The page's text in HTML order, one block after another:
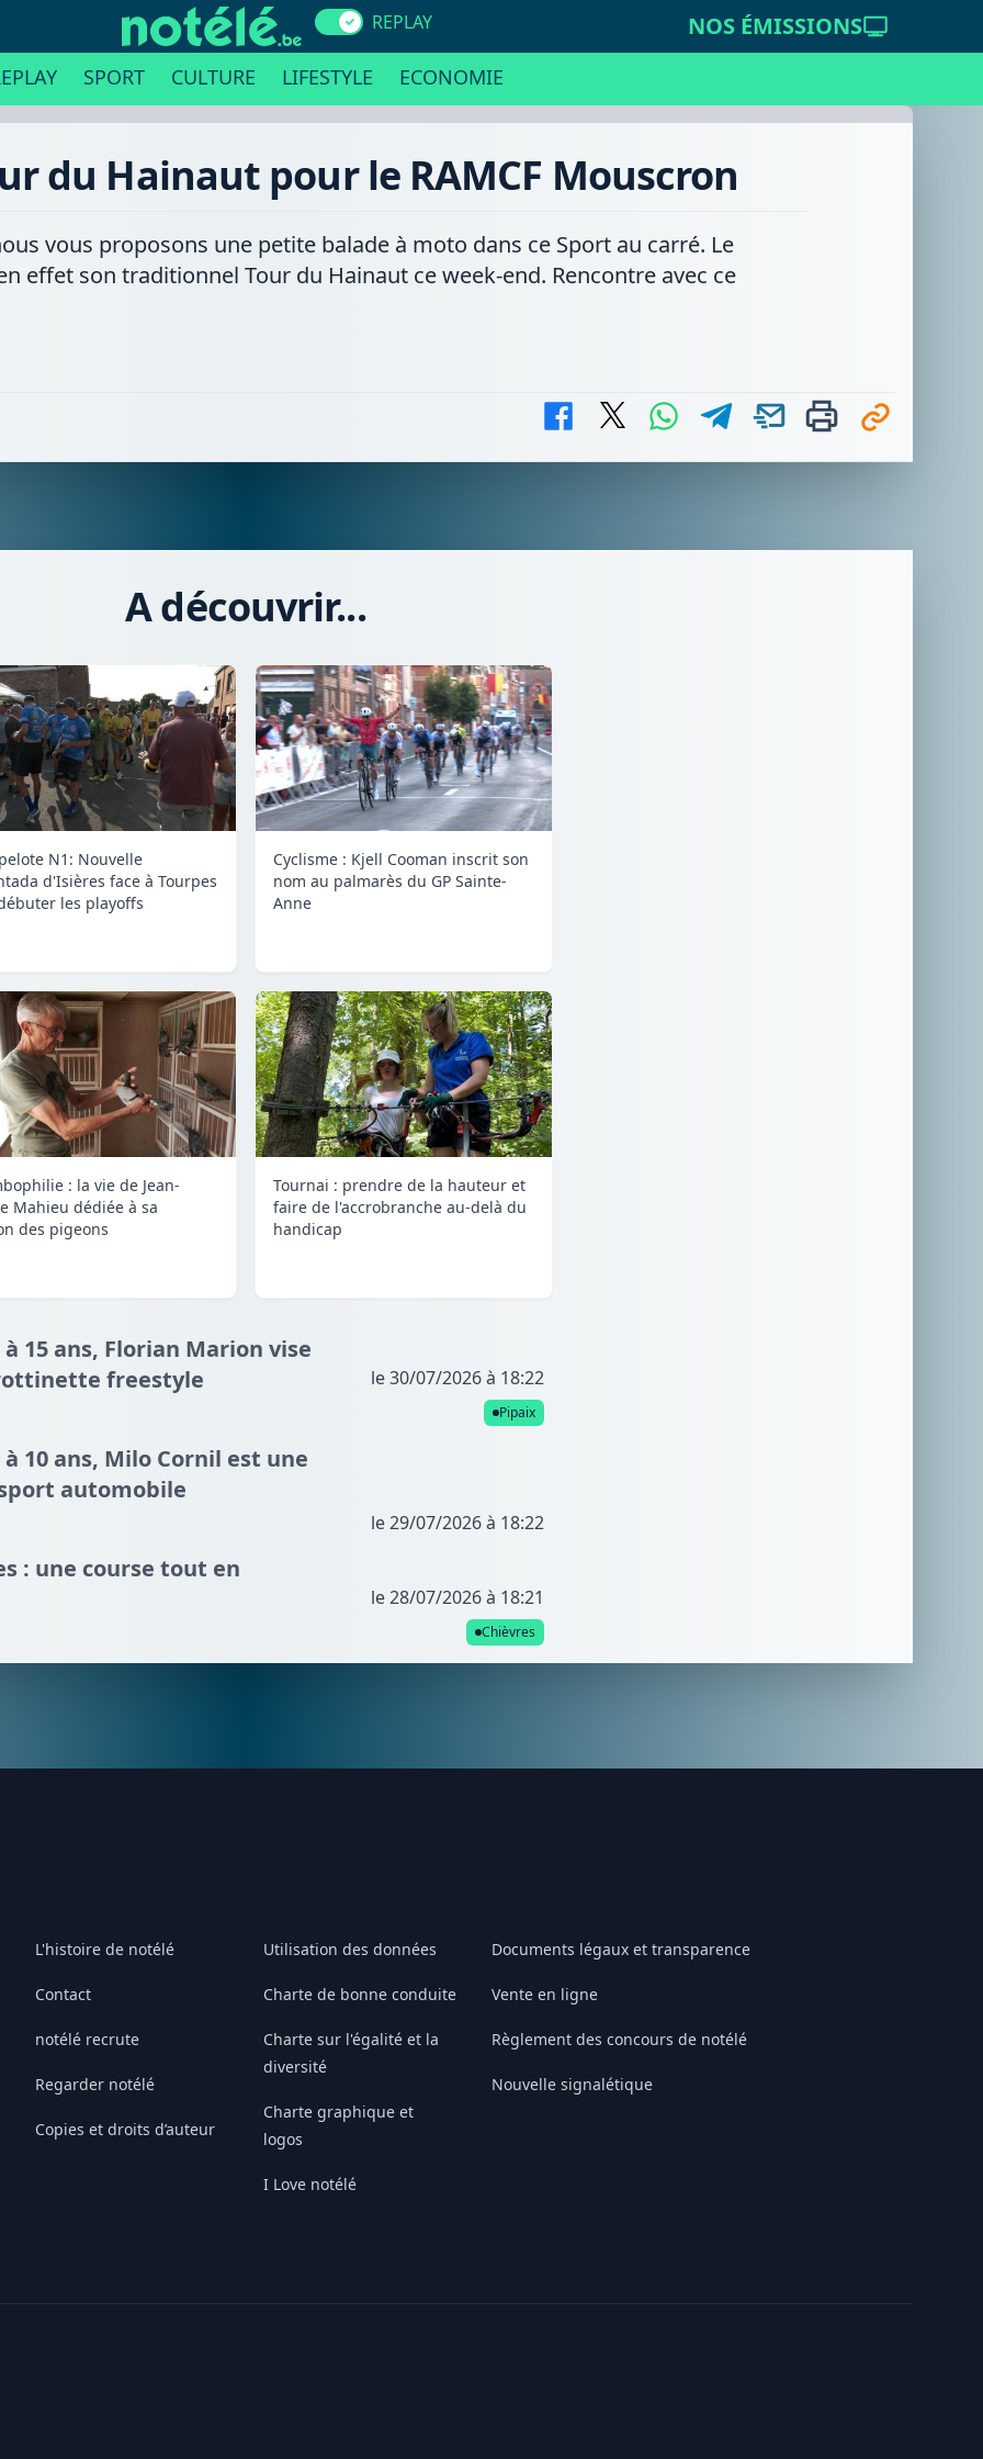
REPLAY NOS ÉMISSIONS
SPORT CULTURE LIFESTYLE ECONOMIE
du Hainaut pour le RAMCF Mouscron
vous proposons une petite balade à moto dans ce Sport au carré. Le
effet son traditionnel Tour du Hainaut ce week-end. Rencontre avec ce
A découvrir...
N1: Nouvelle
d'Isières face à Tourpes
les playoffs
Cyclisme : Kjell Cooman inscrit son
nom au palmarès du GP Sainte-
Anne
: la vie de Jean-
Mahieu dédiée à sa
des pigeons
Tournai : prendre de la hauteur et
faire de l'accrobranche au-delà du
handicap
15 ans, Florian Marion vise
freestyle
le 30/07/2026 à 18:22
Pipaix
10 ans, Milo Cornil est une
automobile
le 29/07/2026 à 18:22
: une course tout en
le 28/07/2026 à 18:21
Chièvres
L'histoire de notélé
Contact
notélé recrute
Regarder notélé
Copies et droits d’auteur
Utilisation des données
Charte de bonne conduite
Charte sur l'égalité et la
diversité
Charte graphique et
logos
I Love notélé
Documents légaux et transparence
Vente en ligne
Règlement des concours de notélé
Nouvelle signalétique